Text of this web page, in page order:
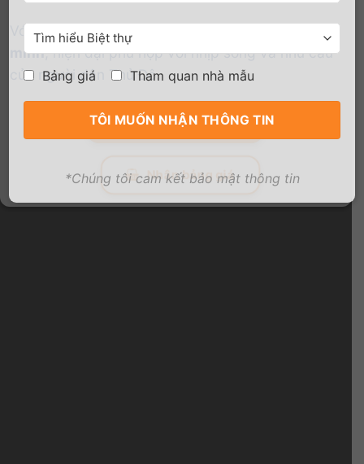
Với mong muốn hướng đến một
minh, hiện đại phù hợp với nhịp sống và nhu cầu
của người dân Thủ Đô.
Chính sách ưu đãi
Nhận bảng giá
Bảng giá Tham quan nhà mẫu
*Chúng tôi cam kết bảo mật thông tin